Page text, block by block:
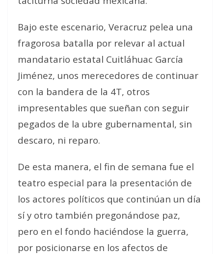
Bajo este escenario, Veracruz pelea una
fragorosa batalla por relevar al actual
mandatario estatal Cuitláhuac García
Jiménez, unos merecedores de continuar
con la bandera de la 4T, otros
impresentables que sueñan con seguir
pegados de la ubre gubernamental, sin
descaro, ni reparo.
De esta manera, el fin de semana fue el
teatro especial para la presentación de
los actores políticos que continúan un día
sí y otro también pregonándose paz,
pero en el fondo haciéndose la guerra,
por posicionarse en los afectos de